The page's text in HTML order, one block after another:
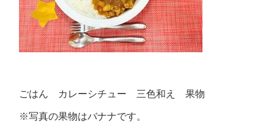
ごはん カレーシチュー 三色和え 果物
※写真の果物はバナナです。